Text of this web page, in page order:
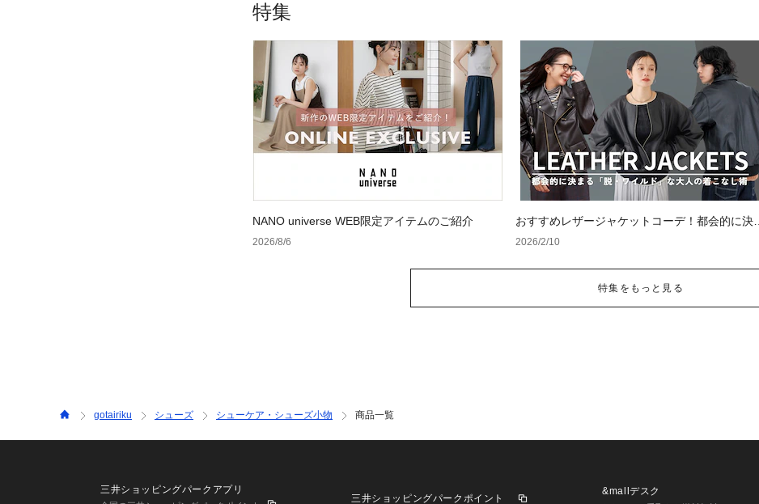
特集
NANO universe WEB限定アイテムのご紹介
2026/8/6
おすすめレザージャケットコーデ！都会的に決ま
る「脱・ワイルド」な大人の着こなし術【レディ
2026/2/10
特集をもっと見る
gotairiku シューズ シューケア・シューズ小物 商品一覧
三井ショッピングパークアプリ
三井ショッピングパークポイント
&mallデスク